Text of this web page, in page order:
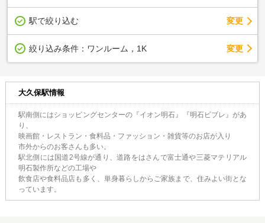
駅で絞り込む 変更
絞り込み条件： ワンルーム，1K 変更
大久保駅情報
駅南側にはショッピングセンターの『イオン明石』『明石ビブレ』があ
り、
映画館・レストラン・食料品・ファッション・雑貨等のお店が入り
市外からのお客さんも多い。
駅北側には国道2号線が通り、道路をはさんで富士通や三菱マテリアル
明石製作所などの工場や
飲食店や食料品店も多く、単身暮らしからご家族まで、住みよい街とな
っています。